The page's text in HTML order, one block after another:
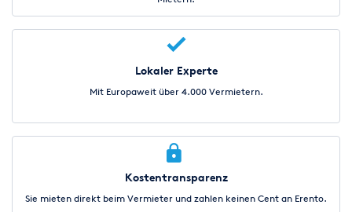
Lokaler Experte
Mit Europaweit über 4.000 Vermietern.
Kostentransparenz
Sie mieten direkt beim Vermieter und zahlen keinen Cent an Erento.